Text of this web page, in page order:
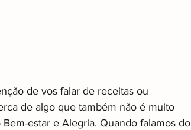
de vos falar de receitas ou
de algo que também não é muito
estar e Alegria. Quando falamos do